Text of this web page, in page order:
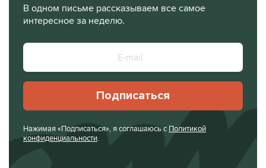
В одном письме рассказываем все самое
интересное за неделю.
Подписаться
Нажимая «Подписаться», я соглашаюсь с Политикой
конфиденциальности.